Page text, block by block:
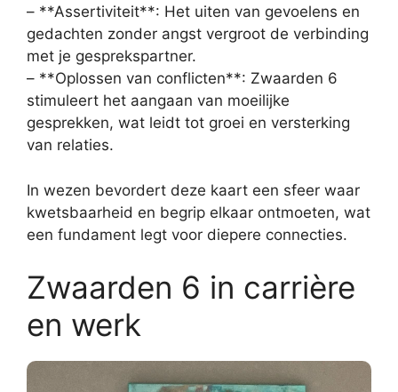
– **Assertiviteit**: Het uiten van gevoelens en
gedachten zonder angst vergroot de verbinding
met je gesprekspartner.
– **Oplossen van conflicten**: Zwaarden 6
stimuleert het aangaan van moeilijke
gesprekken, wat leidt tot groei en versterking
van relaties.
In wezen bevordert deze kaart een sfeer waar
kwetsbaarheid en begrip elkaar ontmoeten, wat
een fundament legt voor diepere connecties.
Zwaarden 6 in carrière
en werk